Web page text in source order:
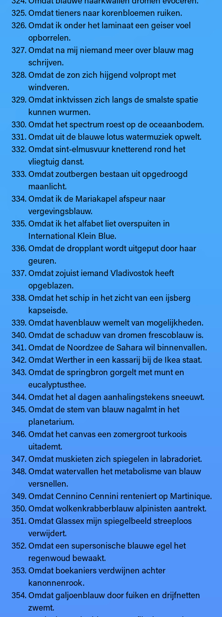
Omdat tieners naar korenbloemen ruiken.
Omdat ik onder het laminaat een geiser voel
opborrelen.
Omdat na mij niemand meer over blauw mag
schrijven.
Omdat de zon zich hijgend volpropt met
windveren.
Omdat inktvissen zich langs de smalste spatie
kunnen wurmen.
Omdat het spectrum roest op de oceaanbodem.
Omdat uit de blauwe lotus watermuziek opwelt.
Omdat sint-elmusvuur knetterend rond het
vliegtuig danst.
Omdat zoutbergen bestaan uit opgedroogd
maanlicht.
Omdat ik de Mariakapel afspeur naar
vergevingsblauw.
Omdat ik het alfabet liet overspuiten in
International Klein Blue.
Omdat de dropplant wordt uitgeput door haar
geuren.
Omdat zojuist iemand Vladivostok heeft
opgeblazen.
Omdat het schip in het zicht van een ijsberg
kapseisde.
Omdat havenblauw wemelt van mogelijkheden.
Omdat de schaduw van dromen frescoblauw is.
Omdat de Noordzee de Sahara wil binnenvallen.
Omdat Werther in een kassarij bij de Ikea staat.
Omdat de springbron gorgelt met munt en
eucalyptusthee.
Omdat het al dagen aanhalingstekens sneeuwt.
Omdat de stem van blauw nagalmt in het
planetarium.
Omdat het canvas een zomergroot turkoois
uitademt.
Omdat muskieten zich spiegelen in labradoriet.
Omdat watervallen het metabolisme van blauw
versnellen.
Omdat Cennino Cennini renteniert op Martinique.
Omdat wolkenkrabberblauw alpinisten aantrekt.
Omdat Glassex mijn spiegelbeeld streeploos
verwijdert.
Omdat een supersonische blauwe egel het
regenwoud bewaakt.
Omdat boekaniers verdwijnen achter
kanonnenrook.
Omdat galjoenblauw door fuiken en drijfnetten
zwemt.